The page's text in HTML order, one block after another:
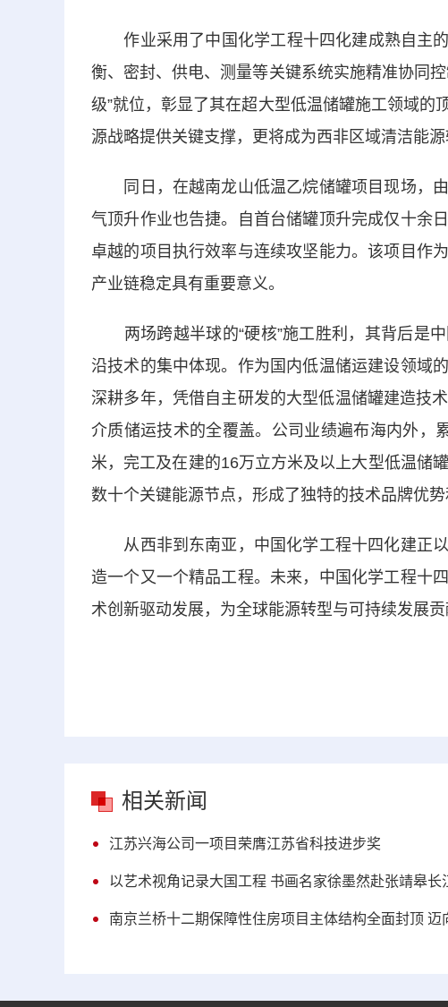
作业采用了中国化学工程十四化建成熟自主的
衡、密封、供电、测量等关键系统实施精准协同
级”就位，彰显了其在超大型低温储罐施工领域
源战略提供关键支撑，更将成为西非区域清洁能源
同日，在越南龙山低温乙烷储罐项目现场，由
气顶升作业也告捷。自首台储罐顶升完成仅十余
卓越的项目执行效率与连续攻坚能力。该项目作
产业链稳定具有重要意义。
两场跨越半球的“硬核”施工胜利，其背后是
沿技术的集中体现。作为国内低温储运建设领域
深耕多年，凭借自主研发的大型低温储罐建造技
介质储运技术的全覆盖。公司业绩遍布海内外，
米，完工及在建的16万立方米及以上大型低温储
数十个关键能源节点，形成了独特的技术品牌优势
从西非到东南亚，中国化学工程十四化建正以
造一个又一个精品工程。未来，中国化学工程十
术创新驱动发展，为全球能源转型与可持续发展
相关新闻
江苏兴海公司一项目荣膺江苏省科技进步奖
以艺术视角记录大国工程 书画名家徐墨然赴张靖皋长
南京兰桥十二期保障性住房项目主体结构全面封顶 迈